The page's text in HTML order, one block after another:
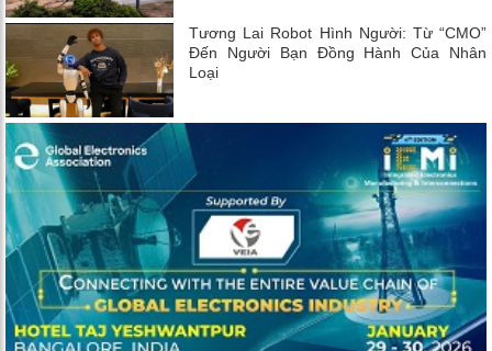
Tương Lai Robot Hình Người: Từ “CMO”
Đến Người Bạn Đồng Hành Của Nhân
Loại